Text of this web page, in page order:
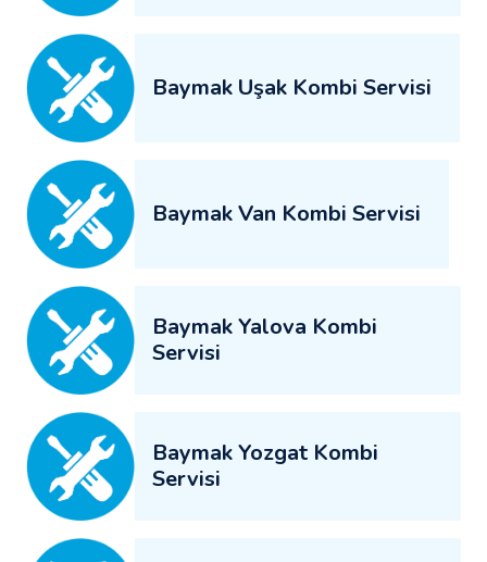
Baymak Uşak Kombi Servisi
Baymak Van Kombi Servisi
Baymak Yalova Kombi
Servisi
Baymak Yozgat Kombi
Servisi